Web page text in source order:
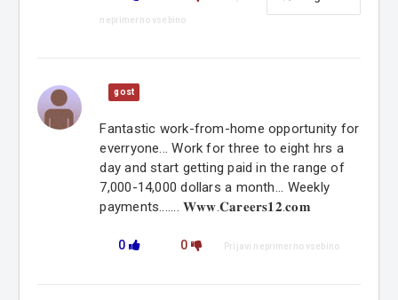
neprimerno vsebino
gost
Fantastic work-from-home opportunity for
everryone... Work for three to eight hrs a
day and start getting paid in the range of
7,000-14,000 dollars a month... Weekly
payments....... 𝐖𝐰𝐰.𝐂𝐚𝐫𝐞𝐞𝐫𝐬𝟏𝟐.𝐜𝐨𝐦
0 0 Prijavi neprimerno vsebino